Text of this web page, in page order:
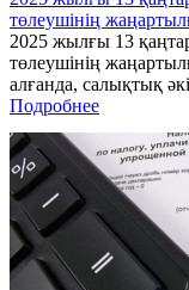
төлеушінің
2025 жылғы 13
төлеушінің
алғанда, салықтық
Подробнее